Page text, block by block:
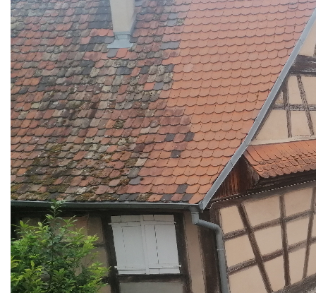
Chauffage au gaz compteur individuel.
Les charges de 40€ comprennent : eau froide, ordures
ménagères, électricité des communs.
Loyer : 550 + 40€ de charges
DISPONIBLE DE SUITE.
UNE EXCLUSIVITE MetC IMMO ALSACE Sophie Duzert
06.75.25.78.71 sophie.duzert@immo-alsace.fr. Agent
Commercial - Numéro RSAC : 849 881 024 Strasbourg
Dépôt de garantie : 550 €
Honoraires agence : 550 €
Nos honoraires Nous contacter